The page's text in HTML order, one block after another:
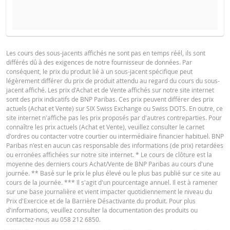
FINAL TERMS
Français (Suisse)
QUOTES
Latest Product Quotes CSV
Les cours des sous-jacents affichés ne sont pas en temps réél, ils sont
différés dû à des exigences de notre fournisseur de données. Par
conséquent, le prix du produit lié à un sous-jacent spécifique peut
légèrement différer du prix de produit attendu au regard du cours du sous-
jacent affiché. Les prix d'Achat et de Vente affichés sur notre site internet
sont des prix indicatifs de BNP Paribas. Ces prix peuvent différer des prix
actuels (Achat et Vente) sur SIX Swiss Exchange ou Swiss DOTS. En outre, ce
site internet n'affiche pas les prix proposés par d'autres contreparties. Pour
connaître les prix actuels (Achat et Vente), veuillez consulter le carnet
d'ordres ou contacter votre courtier ou intermédiaire financier habituel. BNP
Paribas n'est en aucun cas responsable des informations (de prix) retardées
ou erronées affichées sur notre site internet. * Le cours de clôture est la
moyenne des derniers cours Achat/Vente de BNP Paribas au cours d'une
journée. ** Basé sur le prix le plus élevé ou le plus bas publié sur ce site au
cours de la journée. *** Il s'agit d'un pourcentage annuel. Il est à ramener
sur une base journalière et vient impacter quotidiennement le niveau du
Prix d'Exercice et de la Barrière Désactivante du produit. Pour plus
d'informations, veuillez consulter la documentation des produits ou
contactez-nous au 058 212 6850.